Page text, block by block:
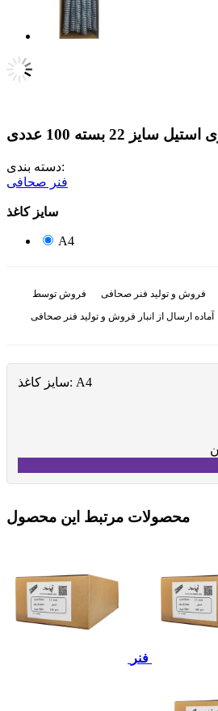
22 بسته 100 عددی
دسته بندی:
فنر صحافی
سایز کاغذ
A4
فروش توسط
فروش و تولید فنر صحافی
آماده ارسال از انبار فروش و تولید فنر صحافی
سایز کاغذ: A4
محصولات مرتبط این محصول
فنر